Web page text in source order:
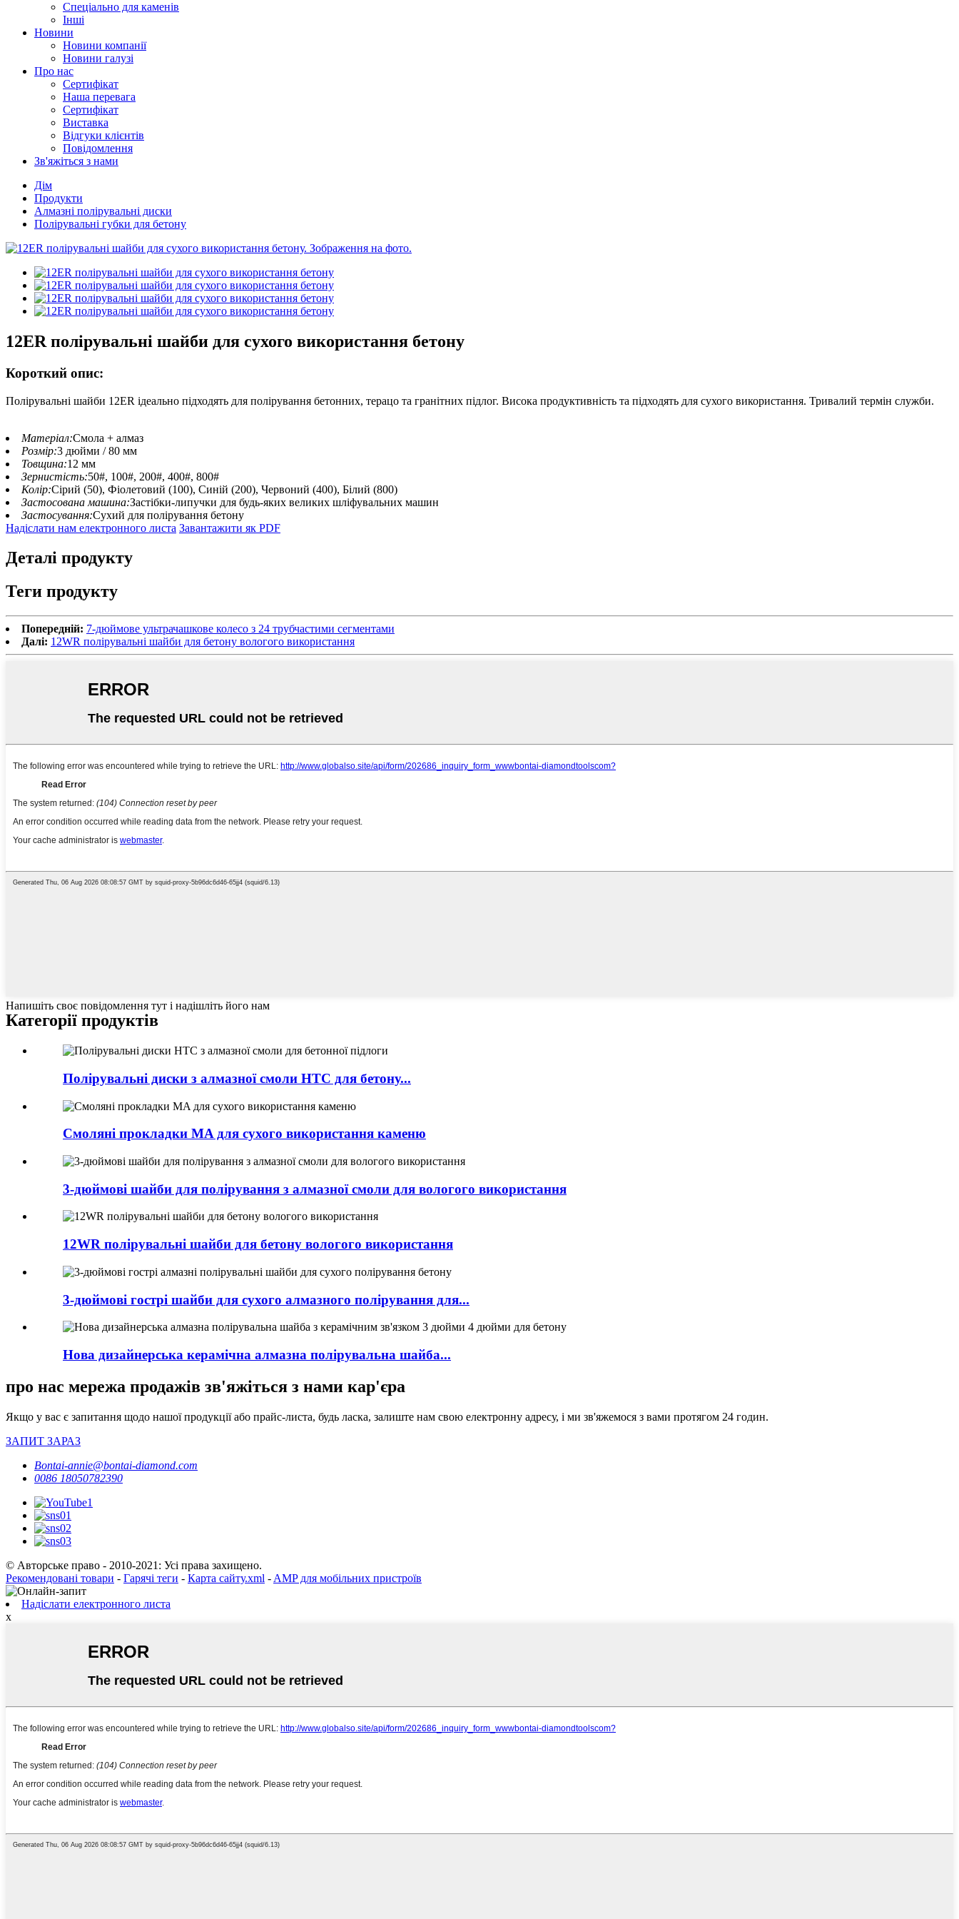
Спеціально для каменів
Інші
Новини
Новини компанії
Новини галузі
Про нас
Сертифікат
Наша перевага
Сертифікат
Виставка
Відгуки клієнтів
Повідомлення
Зв'яжіться з нами
Дім
Продукти
Алмазні полірувальні диски
Полірувальні губки для бетону
12ER полірувальні шайби для сухого використання бетону
Короткий опис:
Полірувальні шайби 12ER ідеально підходять для полірування бетонних, терацо та гранітних підлог. Висока продуктивність та підходять для сухого використання. Тривалий термін служби.
Матеріал:Смола + алмаз
Розмір:3 дюйми / 80 мм
Товщина:12 мм
Зернистість:50#, 100#, 200#, 400#, 800#
Колір:Сірий (50), Фіолетовий (100), Синій (200), Червоний (400), Білий (800)
Застосована машина:Застібки-липучки для будь-яких великих шліфувальних машин
Застосування:Сухий для полірування бетону
Надіслати нам електронного листа Завантажити як PDF
Деталі продукту
Теги продукту
Попередній: 7-дюймове ультрачашкове колесо з 24 трубчастими сегментами
Далі: 12WR полірувальні шайби для бетону вологого використання
Напишіть своє повідомлення тут і надішліть його нам
Категорії продуктів
Полірувальні диски з алмазної смоли HTC для бетону...
Смоляні прокладки MA для сухого використання каменю
3-дюймові шайби для полірування з алмазної смоли для вологого використання
12WR полірувальні шайби для бетону вологого використання
3-дюймові гострі шайби для сухого алмазного полірування для...
Нова дизайнерська керамічна алмазна полірувальна шайба...
про нас мережа продажів зв'яжіться з нами кар'єра
Якщо у вас є запитання щодо нашої продукції або прайс-листа, будь ласка, залиште нам свою електронну адресу, і ми зв'яжемося з вами протягом 24 годин.
ЗАПИТ ЗАРАЗ
Bontai-annie@bontai-diamond.com
0086 18050782390
© Авторське право - 2010-2021: Усі права захищено.
Рекомендовані товари - Гарячі теги - Карта сайту.xml - AMP для мобільних пристроїв
Надіслати електронного листа
x